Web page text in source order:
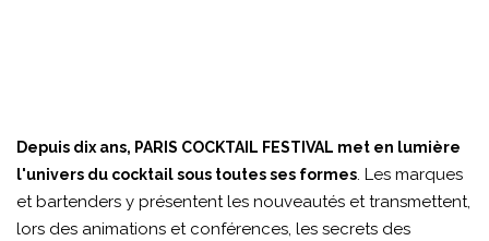
Depuis dix ans, PARIS COCKTAIL FESTIVAL met en lumière
l'univers du cocktail sous toutes ses formes. Les marques
et bartenders y présentent les nouveautés et transmettent,
lors des animations et conférences, les secrets des